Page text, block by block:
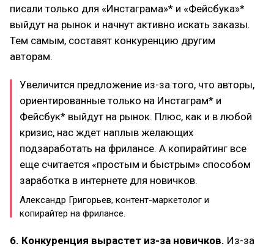
писали только для «Инстаграма»* и «Фейсбука»*
выйдут на рынок и начнут активно искать заказы.
Тем самым, составят конкуренцию другим
авторам.
Увеличится предложение из-за того, что авторы,
ориентированные только на Инстаграм* и
Фейсбук* выйдут на рынок. Плюс, как и в любой
кризис, нас ждет наплыв желающих
подзаработать на фрилансе. А копирайтинг все
еще считается «простым и быстрым» способом
заработка в интернете для новичков.
Александр Григорьев, контент-маркетолог и
копирайтер на фрилансе.
6. Конкуренция вырастет из-за новичков. Из-за